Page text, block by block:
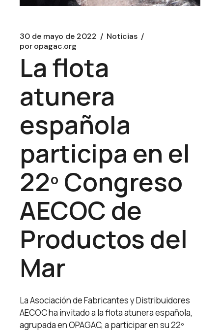
30 de mayo de 2022
Noticias
poropagac.org
La flota
atunera
española
participa en el
22º Congreso
AECOC de
Productos del
Mar
La Asociación de Fabricantes y Distribuidores
AECOC ha invitado a la flota atunera española,
agrupada en OPAGAC, a participar en su 22º